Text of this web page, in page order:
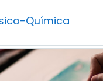
Química